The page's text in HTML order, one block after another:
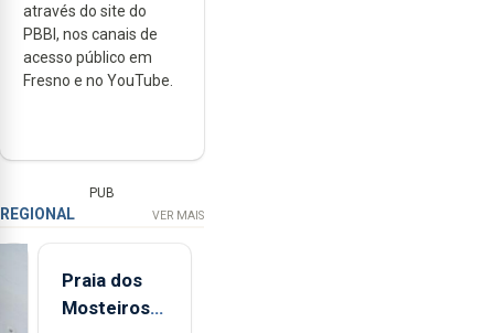
através do site do
PBBI, nos canais de
acesso público em
Fresno e no YouTube.
PUB
REGIONAL VER MAIS
Praia dos
Mosteiros